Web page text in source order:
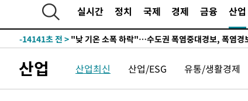
실시간 정치 국제 경제 금융 산업
-23488초 전 >
[속보]이 대통령 "부동산 공급 기존 사고방식 매달리
-22573초 전 >
운드는 임시"
-14141초 전 > "낮 기온 소폭 하락"…수도권 폭염중대경보, 폭염경
선포
-14068초 전 >
[단독]중수청 지원 검사들, 정원 초과 시 낮은 계급
-12039초 전 >낮 최고 37도 찜통더위…곳곳 소나기·강원 많은 비[
산업 산업최신 산업/ESG 유통/생활경제